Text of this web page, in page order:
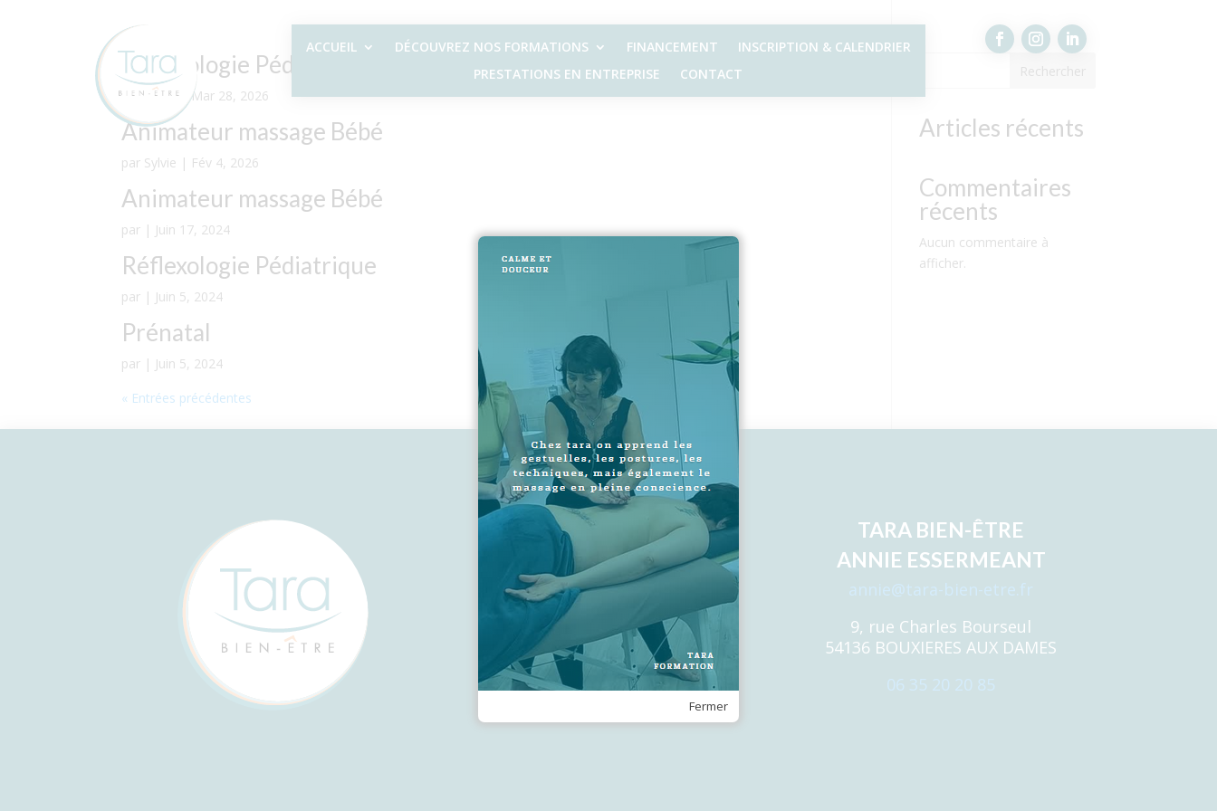
ACCUEIL DÉCOUVREZ NOS FORMATIONS FINANCEMENT
INSCRIPTION & CALENDRIER
PRESTATIONS EN ENTREPRISE
CONTACT
Réflexologie Pédiatrique
par Sylvie|Mar 28, 2026
Animateur massage Bébé
par Sylvie | Fév 4, 2026
Animateur massage Bébé
par | Juin 17, 2024
Réflexologie Pédiatrique
par | Juin 5, 2024
Prénatal
par | Juin 5, 2024
« Entrées précédentes
Rechercher
Articles récents
Commentaires
récents
Aucun commentaire à
afficher.
2
SUIVEZ-NOUS !
Recevez notre Newsletter
Je m'inscris
TARA BIEN-ÊTRE
ANNIE ESSERMEANT
annie@tara-bien-etre.fr
9, rue Charles Bourseul
54136 BOUXIERES AUX DAMES
06 35 20 20 85
Fermer